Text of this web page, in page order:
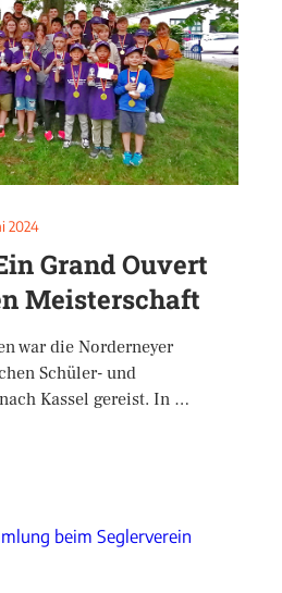
2024
Grand Ouvert
Meisterschaft
war die Norderneyer
Schüler- und
Kassel gereist. In …